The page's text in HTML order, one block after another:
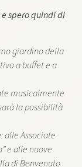
spero quindi di
giardino della
a buffet e a
musicalmente
la possibilità
alle Associate
e alle nuove
di Benvenuto